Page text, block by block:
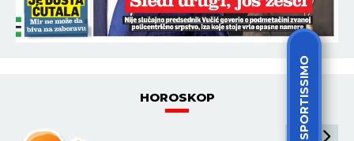
SPORTISSIMO
HOROSKOP